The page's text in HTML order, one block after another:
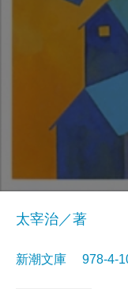
太宰治／著
新潮文庫 978-4-